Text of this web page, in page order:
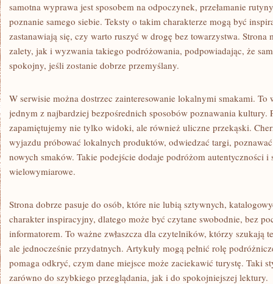
samotna wyprawa jest sposobem na odpoczynek, przełamanie
poznanie samego siebie. Teksty o takim charakterze mogą być
zastanawiają się, czy warto ruszyć w drogę bez towarzystwa. Strona
zalety, jak i wyzwania takiego podróżowania, podpowiadając, że
spokojny, jeśli zostanie dobrze przemyślany.
W serwisie można dostrzec zainteresowanie lokalnymi smakami. To
jednym z najbardziej bezpośrednich sposobów poznawania kultury.
zapamiętujemy nie tylko widoki, ale również uliczne przekąski.
wyjazdu próbować lokalnych produktów, odwiedzać targi,
nowych smaków. Takie podejście dodaje podróżom autentyczności i
wielowymiarowe.
Strona dobrze pasuje do osób, które nie lubią sztywnych,
charakter inspiracyjny, dlatego może być czytane swobodnie, bez
informatorem. To ważne zwłaszcza dla czytelników, którzy szukają
ale jednocześnie przydatnych. Artykuły mogą pełnić rolę
pomaga odkryć, czym dane miejsce może zaciekawić turystę. Taki
zarówno do szybkiego przeglądania, jak i do spokojniejszej lektury.